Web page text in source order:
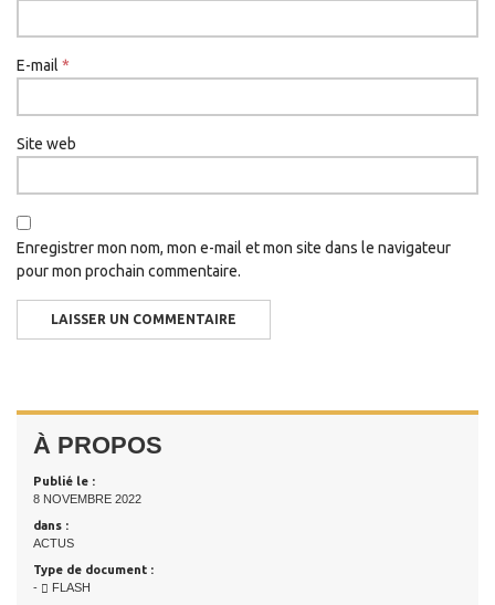
E-mail *
Site web
Enregistrer mon nom, mon e-mail et mon site dans le navigateur
pour mon prochain commentaire.
À PROPOS
Publié le :
8 NOVEMBRE 2022
dans :
ACTUS
Type de document :
-
FLASH